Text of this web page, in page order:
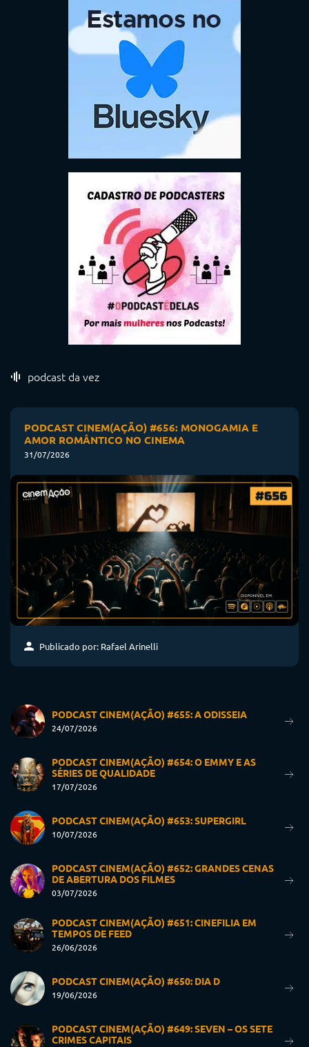
podcast da vez
PODCAST CINEM(AÇÃO) #656: MONOGAMIA E
AMOR ROMÂNTICO NO CINEMA
31/07/2026
Publicado por: Rafael Arinelli
PODCAST CINEM(AÇÃO) #655: A ODISSEIA
24/07/2026
PODCAST CINEM(AÇÃO) #654: O EMMY E AS
SÉRIES DE QUALIDADE
17/07/2026
PODCAST CINEM(AÇÃO) #653: SUPERGIRL
10/07/2026
PODCAST CINEM(AÇÃO) #652: GRANDES CENAS
DE ABERTURA DOS FILMES
03/07/2026
PODCAST CINEM(AÇÃO) #651: CINEFILIA EM
TEMPOS DE FEED
26/06/2026
PODCAST CINEM(AÇÃO) #650: DIA D
19/06/2026
PODCAST CINEM(AÇÃO) #649: SEVEN – OS SETE
CRIMES CAPITAIS